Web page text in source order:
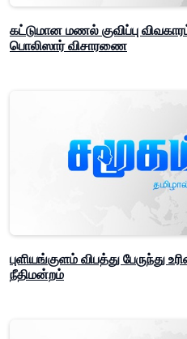
கட்டுமான மணல் குவிப்பு
பொலிஸார் விசாரணை
புளியங்குளம் விபத்து பேருந்து
நீதிமன்றம்